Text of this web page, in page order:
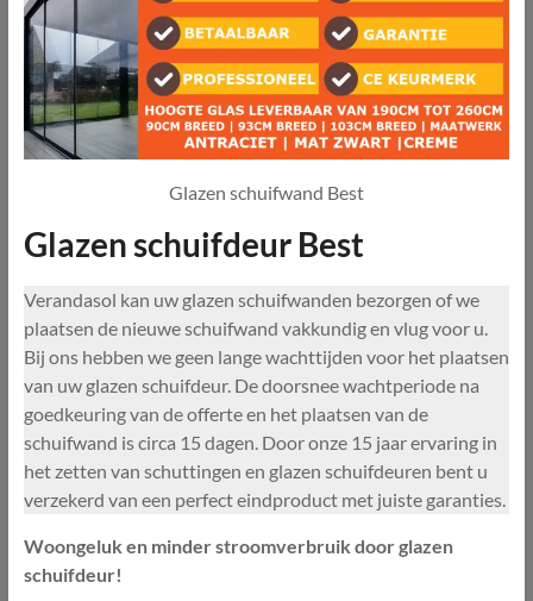
Glazen schuifwand Best
Glazen schuifdeur Best
Verandasol kan uw glazen schuifwanden bezorgen of we
plaatsen de nieuwe schuifwand vakkundig en vlug voor u.
Bij ons hebben we geen lange wachttijden voor het plaatsen
van uw glazen schuifdeur. De doorsnee wachtperiode na
goedkeuring van de offerte en het plaatsen van de
schuifwand is circa 15 dagen. Door onze 15 jaar ervaring in
het zetten van schuttingen en glazen schuifdeuren bent u
verzekerd van een perfect eindproduct met juiste garanties.
Woongeluk en minder stroomverbruik door glazen
schuifdeur!